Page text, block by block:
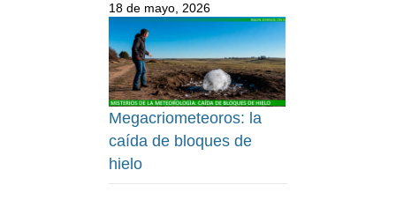
18 de mayo, 2026
Megacriometeoros: la
caída de bloques de
hielo